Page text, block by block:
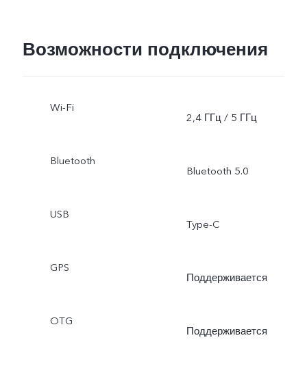
профессиональный
Возможности подключения
Wi-Fi
2,4 ГГц / 5 ГГц
Bluetooth
Bluetooth 5.0
USB
Type-C
GPS
Поддерживается
OTG
Поддерживается